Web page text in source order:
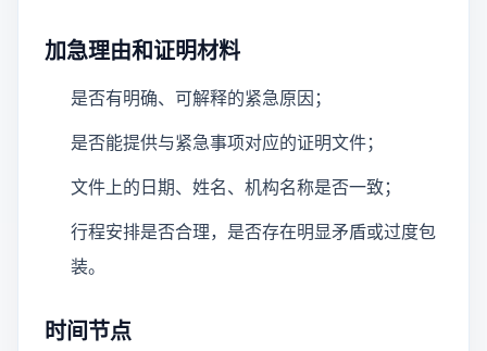
加急理由和证明材料
是否有明确、可解释的紧急原因；
是否能提供与紧急事项对应的证明文件；
文件上的日期、姓名、机构名称是否一致；
行程安排是否合理，是否存在明显矛盾或过度包
装。
时间节点